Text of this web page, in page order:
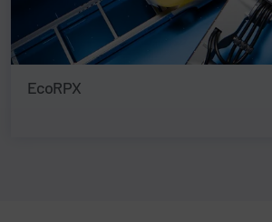
EcoRPX